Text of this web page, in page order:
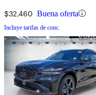
$32,460 Buena oferta
Incluye tarifas de conc.